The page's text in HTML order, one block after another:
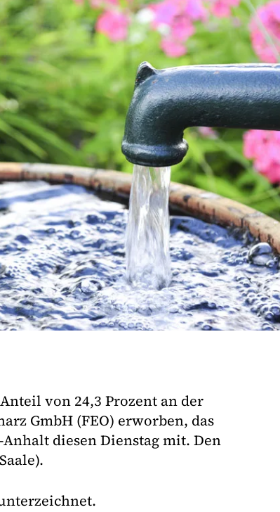
von 24,3 Prozent an der
GmbH (FEO) erworben, das
diesen Dienstag mit. Den